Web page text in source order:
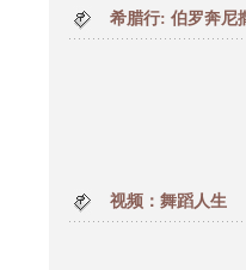
希腊行: 伯罗奔尼
视频：舞蹈人生